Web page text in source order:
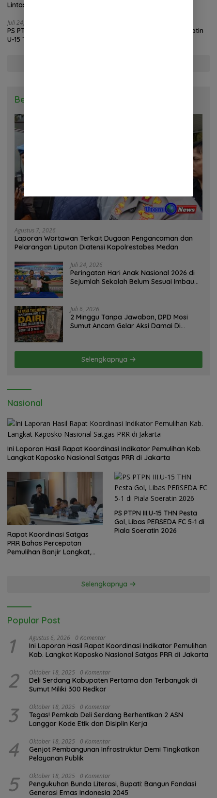
Lintas Daerah Siap Aksi Solidaritas
Juli 24, 2026
PS PTPN III Menang Telak 4-0 atas FC Perisai di Piala Soeratin
U-15 Tahun 2026
Berita
Agustus 7, 2026
Laporan Wartawan Terkait Dugaan Pengancaman dan
Pelarangan Liputan Diatensi Kapolrestabes Medan
Juli 24, 2026
Peringatan Hari Anak Nasional 2026 di
Sejumlah Sekolah Belum Sesuai Imbauan
Juli 6, 2026
2 Minggu Tanpa Jawaban, DPD Mosi
Sumut Ancam Gelar Aksi Damai Di
Whisnu Hermawan Bersikap Tegas .
Selengkapnya
Nasional
Ini Laporan Hasil Rapat Koordinasi Indikator Pemulihan Kab.
Langkat Kaposko Nasional Satgas PRR di Jakarta
Rapat Koordinasi Satgas
PRR Bahas Percepatan
Pemulihan Banjir Langkat,
PS PTPN III.U-15 THN Pesta
Gol, Libas PERSEDA FC 5-1 di
Piala Soeratin 2026
Selengkapnya
Popular Post
1 Agustus 6, 2026 0 Komentar
Ini Laporan Hasil Rapat Koordinasi Indikator Pemulihan
Kab. Langkat Kaposko Nasional Satgas PRR di Jakarta
2 Oktober 18, 2025 0 Komentar
Deli Serdang Kabupaten Pertama dan Terbanyak di
Sumut Miliki 300 Redkar
3 Oktober 18, 2025 0 Komentar
Tegas! Pemkab Deli Serdang Berhentikan 2 ASN
Langgar Kode Etik dan Disiplin Kerja
4 Oktober 18, 2025 0 Komentar
Genjot Pembangunan Infrastruktur Demi Tingkatkan
Pelayanan Publik
5 Oktober 18, 2025 0 Komentar
Pengukuhan Bunda Literasi, Bupati: Bangun Fondasi
Generasi Emas Indonesia 2045